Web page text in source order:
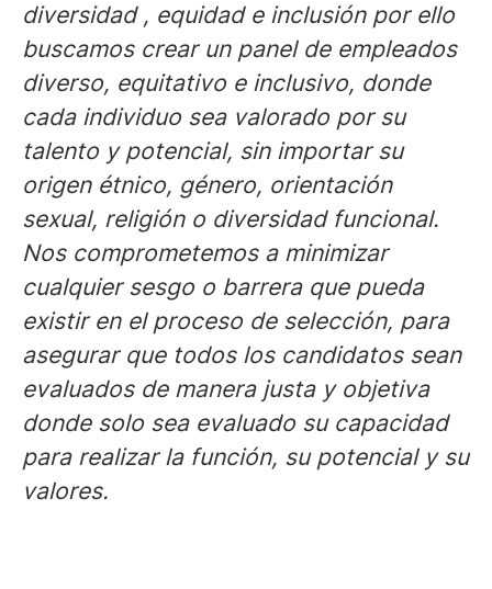
diversidad , equidad e inclusión por ello
buscamos crear un panel de empleados
diverso, equitativo e inclusivo, donde
cada individuo sea valorado por su
talento y potencial, sin importar su
origen étnico, género, orientación
sexual, religión o diversidad funcional.
Nos comprometemos a minimizar
cualquier sesgo o barrera que pueda
existir en el proceso de selección, para
asegurar que todos los candidatos sean
evaluados de manera justa y objetiva
donde solo sea evaluado su capacidad
para realizar la función, su potencial y su
valores.